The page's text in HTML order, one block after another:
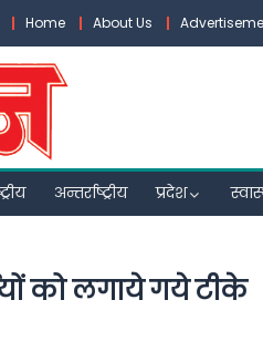
Home About Us
अन्तर्राष्ट्रीय प्रदेश
को लगाये गये टीके